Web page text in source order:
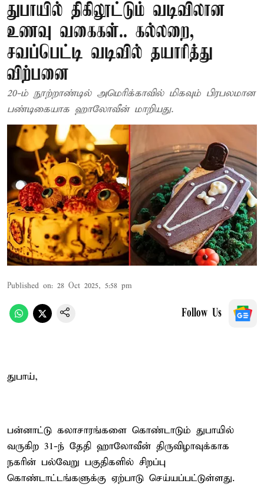
துபாயில் திகிலூட்டும் வடிவிலான
உணவு வகைகள்.. கல்லறை,
சவப்பெட்டி வடிவில் தயாரித்து
விற்பனை
20-ம் நூற்றாண்டில் அமெரிக்காவில் மிகவும் பிரபலமான
பண்டிகையாக ஹாலோவீன் மாறியது.
Published on: 28 Oct 2025, 5:58 pm
Follow Us
துபாய்,
பன்னாட்டு கலாசாரங்களை கொண்டாடும் துபாயில்
வருகிற 31-ந் தேதி ஹாலோவீன் திருவிழாவுக்காக
நகரின் பல்வேறு பகுதிகளில் சிறப்பு
கொண்டாட்டங்களுக்கு ஏற்பாடு செய்யப்பட்டுள்ளது.